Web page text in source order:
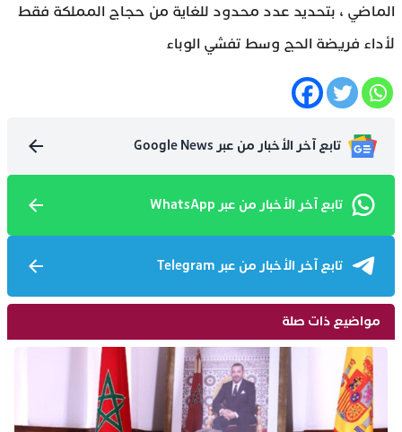
الماضي ، بتحديد عدد محدود للغاية من حجاج المملكة فقط
لأداء فريضة الحج وسط تفشي الوباء
تابع آخر الأخبار من عبر Google News
تابع آخر الأخبار من عبر WhatsApp
تابع آخر الأخبار من عبر Telegram
مواضيع ذات صلة